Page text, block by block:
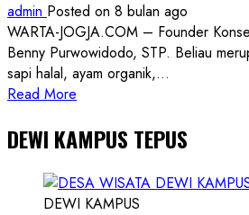
admin Posted on 8 bulan ago
WARTA-JOGJA.COM – Founder
Benny Purwowidodo, STP. Beliau
sapi halal, ayam organik,...
Read More
about
Founder
Konsep
Karnus
DEWI KAMPUS TEPUS
DEWI KAMPUS